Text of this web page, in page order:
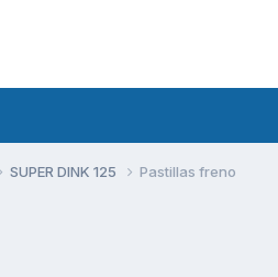
SUPER DINK 125 Pastillas freno